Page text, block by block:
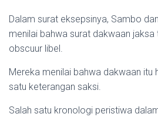
Dalam surat eksepsinya, Sambo
menilai bahwa surat dakwaan jaksa
obscuur libel.
Mereka menilai bahwa dakwaan itu
satu keterangan saksi.
Salah satu kronologi peristiwa